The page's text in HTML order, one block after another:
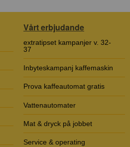
Vårt erbjudande
extratipset kampanjer v. 32-
37
Inbyteskampanj kaffemaskin
Prova kaffeautomat gratis
Vattenautomater
Mat & dryck på jobbet
Service & operating